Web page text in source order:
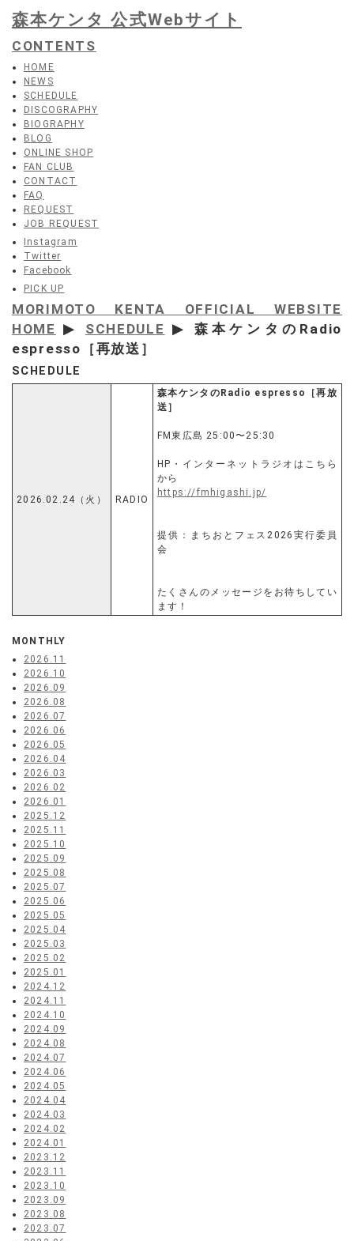
森本ケンタ 公式Webサイト
CONTENTS
HOME
NEWS
SCHEDULE
DISCOGRAPHY
BIOGRAPHY
BLOG
ONLINE SHOP
FAN CLUB
CONTACT
FAQ
REQUEST
JOB REQUEST
Instagram
Twitter
Facebook
PICK UP
MORIMOTO KENTA OFFICIAL WEBSITE
HOME ▶ SCHEDULE ▶ 森本ケンタのRadio
espresso［再放送］
SCHEDULE
2026.02.24（火） RADIO
森本ケンタのRadio espresso［再放
送］
FM東広島 25:00〜25:30
HP・インターネットラジオはこちら
から
https://fmhigashi.jp/
提供：まちおとフェス2026実行委員
会
たくさんのメッセージをお待ちしてい
ます！
MONTHLY
2026.11
2026.10
2026.09
2026.08
2026.07
2026.06
2026.05
2026.04
2026.03
2026.02
2026.01
2025.12
2025.11
2025.10
2025.09
2025.08
2025.07
2025.06
2025.05
2025.04
2025.03
2025.02
2025.01
2024.12
2024.11
2024.10
2024.09
2024.08
2024.07
2024.06
2024.05
2024.04
2024.03
2024.02
2024.01
2023.12
2023.11
2023.10
2023.09
2023.08
2023.07